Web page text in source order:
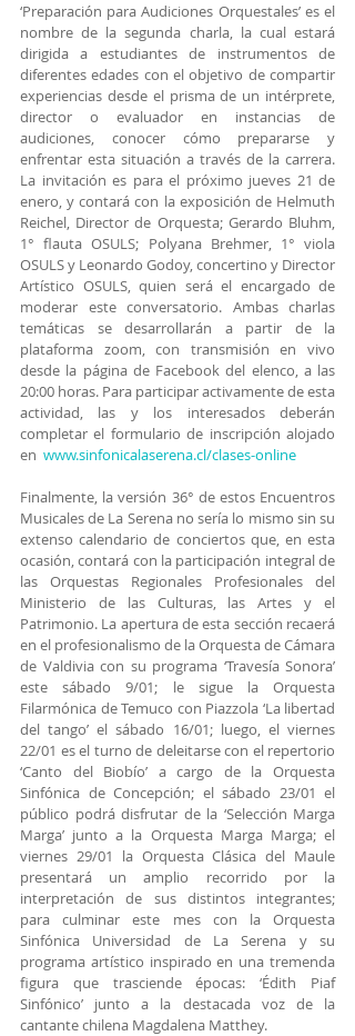
‘Preparación para Audiciones Orquestales’ es el
nombre de la segunda charla, la cual estará
dirigida a estudiantes de instrumentos de
diferentes edades con el objetivo de compartir
experiencias desde el prisma de un intérprete,
director o evaluador en instancias de
audiciones, conocer cómo prepararse y
enfrentar esta situación a través de la carrera.
La invitación es para el próximo jueves 21 de
enero, y contará con la exposición de Helmuth
Reichel, Director de Orquesta; Gerardo Bluhm,
1° flauta OSULS; Polyana Brehmer, 1° viola
OSULS y Leonardo Godoy, concertino y Director
Artístico OSULS, quien será el encargado de
moderar este conversatorio. Ambas charlas
temáticas se desarrollarán a partir de la
plataforma zoom, con transmisión en vivo
desde la página de Facebook del elenco, a las
20:00 horas. Para participar activamente de esta
actividad, las y los interesados deberán
completar el formulario de inscripción alojado
en www.sinfonicalaserena.cl/clases-online
Finalmente, la versión 36° de estos Encuentros
Musicales de La Serena no sería lo mismo sin su
extenso calendario de conciertos que, en esta
ocasión, contará con la participación integral de
las Orquestas Regionales Profesionales del
Ministerio de las Culturas, las Artes y el
Patrimonio. La apertura de esta sección recaerá
en el profesionalismo de la Orquesta de Cámara
de Valdivia con su programa ‘Travesía Sonora’
este sábado 9/01; le sigue la Orquesta
Filarmónica de Temuco con Piazzola ‘La libertad
del tango’ el sábado 16/01; luego, el viernes
22/01 es el turno de deleitarse con el repertorio
‘Canto del Biobío’ a cargo de la Orquesta
Sinfónica de Concepción; el sábado 23/01 el
público podrá disfrutar de la ‘Selección Marga
Marga’ junto a la Orquesta Marga Marga; el
viernes 29/01 la Orquesta Clásica del Maule
presentará un amplio recorrido por la
interpretación de sus distintos integrantes;
para culminar este mes con la Orquesta
Sinfónica Universidad de La Serena y su
programa artístico inspirado en una tremenda
figura que trasciende épocas: ‘Édith Piaf
Sinfónico’ junto a la destacada voz de la
cantante chilena Magdalena Matthey.